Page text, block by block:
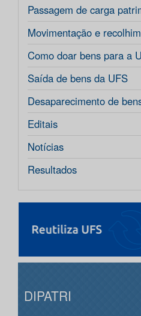
Passagem de carga
Movimentação e
Como doar bens para a
Saída de bens da UFS
Desaparecimento de
Editais
Notícias
Resultados
DIPATRI